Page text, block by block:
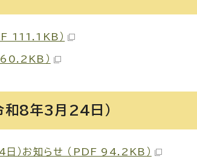
111.1KB）
）
和8年3月24日）
）お知らせ （PDF 94.2KB）